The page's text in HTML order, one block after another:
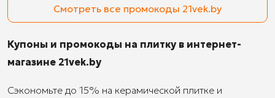
Смотреть все промокоды 21vek.by
Купоны и промокоды на плитку в интернет-
магазине 21vek.by
Сэкономьте до 15% на керамической плитке и